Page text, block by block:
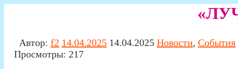
Автор: f2 14.04.2025 14.04.2025 Новости, События
Просмотры: 217